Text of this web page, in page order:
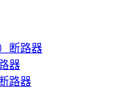
断路器
器
路器